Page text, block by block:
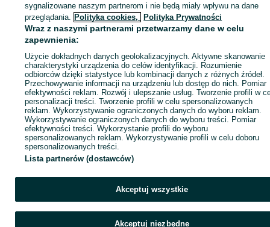
Zaloguj się / Załóż konto
Wyślij wiadomość
sygnalizowane naszym partnerom i nie będą miały wpływu na dane
przeglądania. Polityka cookies, Polityka Prywatności
Wraz z naszymi partnerami przetwarzamy dane w celu
zapewnienia:
Użycie dokładnych danych geolokalizacyjnych. Aktywne skanowanie
charakterystyki urządzenia do celów identyfikacji. Rozumienie
odbiorców dzięki statystyce lub kombinacji danych z różnych źródeł.
Przechowywanie informacji na urządzeniu lub dostęp do nich. Pomiar
efektywności reklam. Rozwój i ulepszanie usług. Tworzenie profili w
personalizacji treści. Tworzenie profili w celu spersonalizowanych
reklam. Wykorzystywanie ograniczonych danych do wyboru reklam.
Wykorzystywanie ograniczonych danych do wyboru treści. Pomiar
efektywności treści. Wykorzystanie profili do wyboru
spersonalizowanych reklam. Wykorzystywanie profili w celu doboru
spersonalizowanych treści.
Lista partnerów (dostawców)
Akceptuj wszystkie
Akceptuj niezbędne